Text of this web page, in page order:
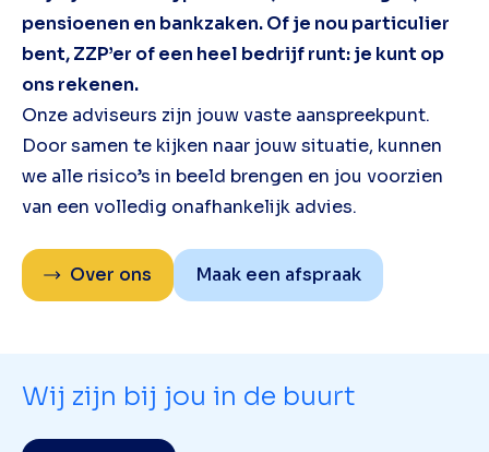
pensioenen en bankzaken. Of je nou particulier
bent, ZZP’er of een heel bedrijf runt: je kunt op
ons rekenen.
Onze adviseurs zijn jouw vaste aanspreekpunt.
Door samen te kijken naar jouw situatie, kunnen
we alle risico’s in beeld brengen en jou voorzien
van een volledig onafhankelijk advies.
Over ons Maak een afspraak
Wij zijn bij jou in de buurt